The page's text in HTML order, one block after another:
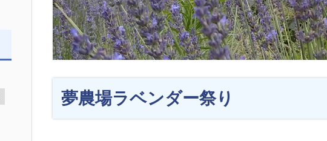
夢農場ラベンダー祭り